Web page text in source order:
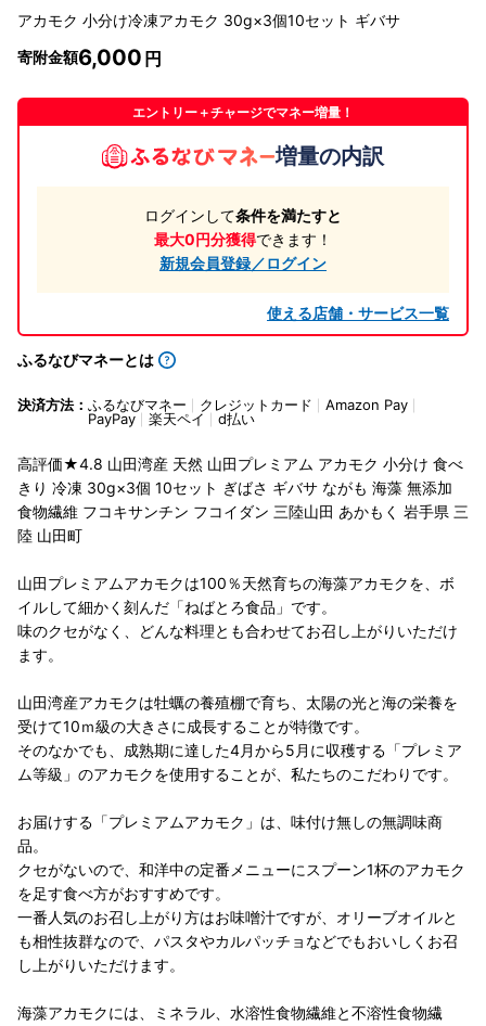
アカモク 小分け冷凍アカモク 30g×3個10セット ギバサ
寄附金額6,000
エントリー＋チャージでマネー増量！
増量の内訳
ログインして条件を満たすと
最大0円分獲得できます！
新規会員登録／ログイン
使える店舗・サービス一覧
ふるなびマネーとは
決済方法： ふるなびマネー クレジットカード
Amazon Pay
PayPay
楽天ペイ d払い
高評価★4.8 山田湾産 天然 山田プレミアム アカモク 小分け 食べ
きり 冷凍 30g×3個 10セット ぎばさ ギバサ ながも 海藻 無添加
食物繊維 フコキサンチン フコイダン 三陸山田 あかもく 岩手県 三
陸 山田町
山田プレミアムアカモクは100％天然育ちの海藻アカモクを、ボ
イルして細かく刻んだ「ねばとろ食品」です。
味のクセがなく、どんな料理とも合わせてお召し上がりいただけ
ます。
山田湾産アカモクは牡蠣の養殖棚で育ち、太陽の光と海の栄養を
受けて10ｍ級の大きさに成長することが特徴です。
そのなかでも、成熟期に達した4月から5月に収穫する「プレミア
ム等級」のアカモクを使用することが、私たちのこだわりです。
お届けする「プレミアムアカモク」は、味付け無しの無調味商
品。
クセがないので、和洋中の定番メニューにスプーン1杯のアカモク
を足す食べ方がおすすめです。
一番人気のお召し上がり方はお味噌汁ですが、オリーブオイルと
も相性抜群なので、パスタやカルパッチョなどでもおいしくお召
し上がりいただけます。
海藻アカモクには、ミネラル、水溶性食物繊維と不溶性食物繊